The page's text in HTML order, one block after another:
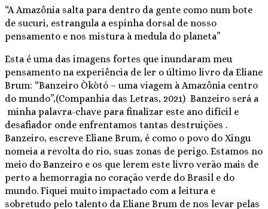
“A Amazônia salta para dentro da gente como num bote
de sucuri, estrangula a espinha dorsal de nosso
pensamento e nos mistura à medula do planeta”
Esta é uma das imagens fortes que inundaram meu
pensamento na experiência de ler o último livro da Eliane
Brum: “Banzeiro Òkòtó – uma viagem à Amazônia centro
do mundo”,(Companhia das Letras, 2021) Banzeiro será a
minha palavra-chave para finalizar este ano difícil e
desafiador onde enfrentamos tantas destruições .
Banzeiro, escreve Eliane Brum, é como o povo do Xingu
nomeia a revolta do rio, suas zonas de perigo. Estamos no
meio do Banzeiro e os que lerem este livro verão mais de
perto a hemorragia no coração verde do Brasil e do
mundo. Fiquei muito impactado com a leitura e
sobretudo pelo talento da Eliane Brum de nos levar pelas